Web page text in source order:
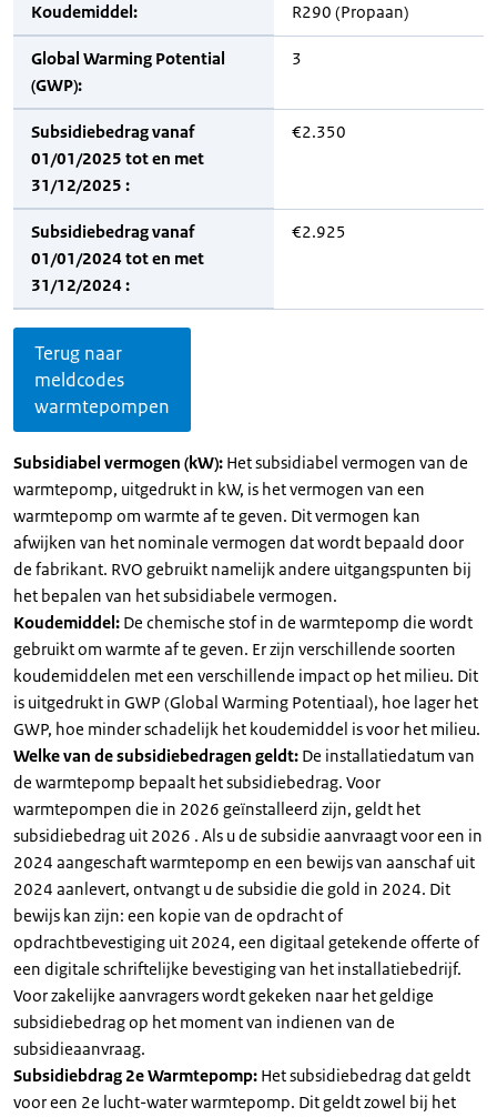
Koudemiddel: R290 (Propaan)
Global Warming Potential
(GWP):
3
Subsidiebedrag vanaf
01/01/2025 tot en met
31/12/2025 :
€2.350
Subsidiebedrag vanaf
01/01/2024 tot en met
31/12/2024 :
€2.925
Terug naar
meldcodes
warmtepompen
Subsidiabel vermogen (kW): Het subsidiabel vermogen van de
warmtepomp, uitgedrukt in kW, is het vermogen van een
warmtepomp om warmte af te geven. Dit vermogen kan
afwijken van het nominale vermogen dat wordt bepaald door
de fabrikant. RVO gebruikt namelijk andere uitgangspunten bij
het bepalen van het subsidiabele vermogen.
Koudemiddel: De chemische stof in de warmtepomp die wordt
gebruikt om warmte af te geven. Er zijn verschillende soorten
koudemiddelen met een verschillende impact op het milieu. Dit
is uitgedrukt in GWP (Global Warming Potentiaal), hoe lager het
GWP, hoe minder schadelijk het koudemiddel is voor het milieu.
Welke van de subsidiebedragen geldt: De installatiedatum van
de warmtepomp bepaalt het subsidiebedrag. Voor
warmtepompen die in 2026 geïnstalleerd zijn, geldt het
subsidiebedrag uit 2026 . Als u de subsidie aanvraagt voor een in
2024 aangeschaft warmtepomp en een bewijs van aanschaf uit
2024 aanlevert, ontvangt u de subsidie die gold in 2024. Dit
bewijs kan zijn: een kopie van de opdracht of
opdrachtbevestiging uit 2024, een digitaal getekende offerte of
een digitale schriftelijke bevestiging van het installatiebedrijf.
Voor zakelijke aanvragers wordt gekeken naar het geldige
subsidiebedrag op het moment van indienen van de
subsidieaanvraag.
Subsidiebdrag 2e Warmtepomp: Het subsidiebedrag dat geldt
voor een 2e lucht-water warmtepomp. Dit geldt zowel bij het